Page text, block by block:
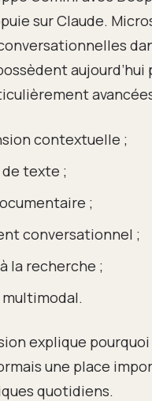
sur Claude.
aujourd’hui
contextuelle ;
texte ;
;
conversationnel ;
la recherche ;
explique
une place
quotidiens.